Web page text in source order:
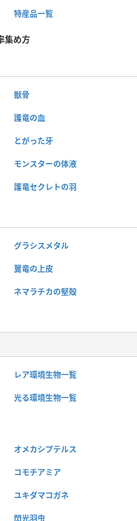
特産品一覧
集め方
獣骨
護竜の血
とがった牙
モンスターの体液
護竜セクレトの羽
グラシスメタル
翼竜の上皮
ネマラチカの堅殻
レア環境生物一覧
光る環境生物一覧
オメカシプテルス
コモチアミア
ユキダマコガネ
閃光羽虫